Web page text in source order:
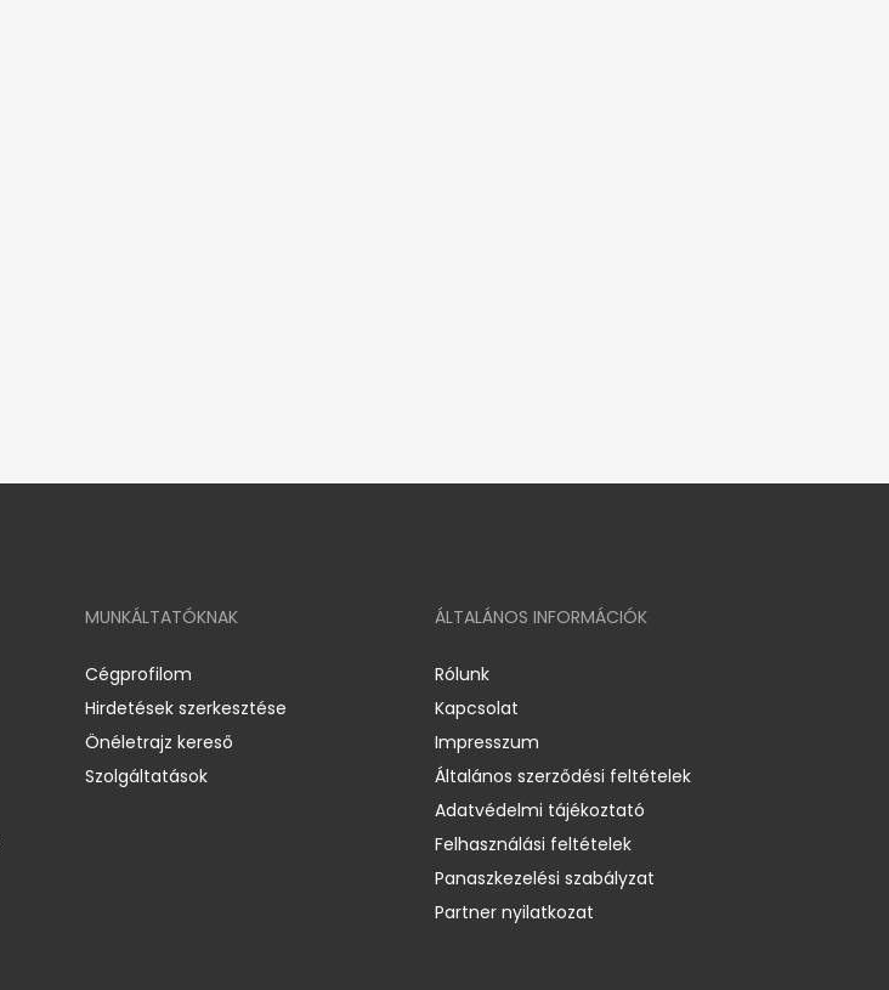
MUNKÁLTATÓKNAK
Cégprofilom
Hirdetések szerkesztése
Önéletrajz kereső
Szolgáltatások
ÁLTALÁNOS INFORMÁCIÓK
Rólunk
Kapcsolat
Impresszum
Általános szerződési feltételek
Adatvédelmi tájékoztató
Felhasználási feltételek
Panaszkezelési szabályzat
Partner nyilatkozat